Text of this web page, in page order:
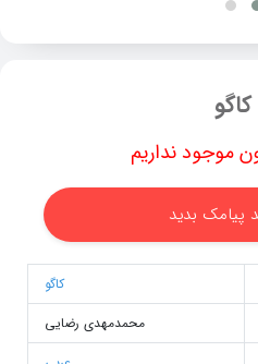
موجود نداریم
پیامک بدید
کاگو
محمدمهدی رضایی